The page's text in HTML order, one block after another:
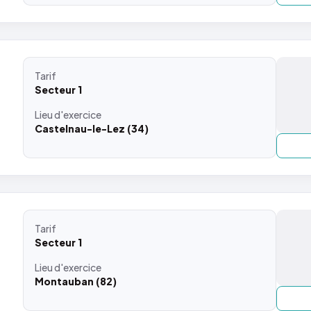
Tarif
Secteur 1
Lieud'exercice
Castelnau-le-Lez (34)
Tarif
Secteur 1
Lieud'exercice
Montauban (82)